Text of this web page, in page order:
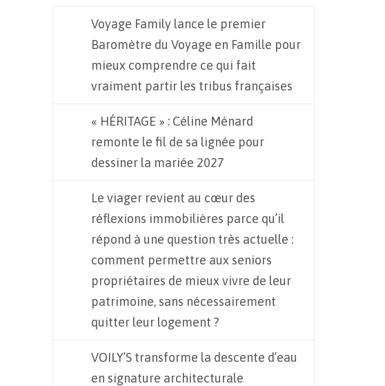
Voyage Family lance le premier
Baromètre du Voyage en Famille pour
mieux comprendre ce qui fait
vraiment partir les tribus françaises
« HÉRITAGE » : Céline Ménard
remonte le fil de sa lignée pour
dessiner la mariée 2027
Le viager revient au cœur des
réflexions immobilières parce qu’il
répond à une question très actuelle :
comment permettre aux seniors
propriétaires de mieux vivre de leur
patrimoine, sans nécessairement
quitter leur logement ?
VOILY’S transforme la descente d’eau
en signature architecturale